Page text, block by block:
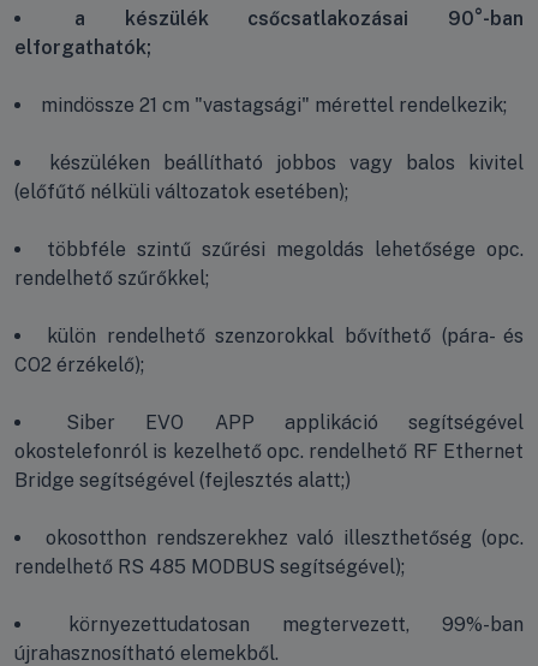
a készülék csőcsatlakozásai 90°-ban
elforgathatók;
mindössze 21 cm "vastagsági" mérettel rendelkezik;
készüléken beállítható jobbos vagy balos kivitel
(előfűtő nélküli változatok esetében);
többféle szintű szűrési megoldás lehetősége opc.
rendelhető szűrőkkel;
külön rendelhető szenzorokkal bővíthető (pára- és
CO2 érzékelő);
Siber EVO APP applikáció segítségével
okostelefonról is kezelhető opc. rendelhető RF Ethernet
Bridge segítségével (fejlesztés alatt;)
okosotthon rendszerekhez való illeszthetőség (opc.
rendelhető RS 485 MODBUS segítségével);
környezettudatosan megtervezett, 99%-ban
újrahasznosítható elemekből.